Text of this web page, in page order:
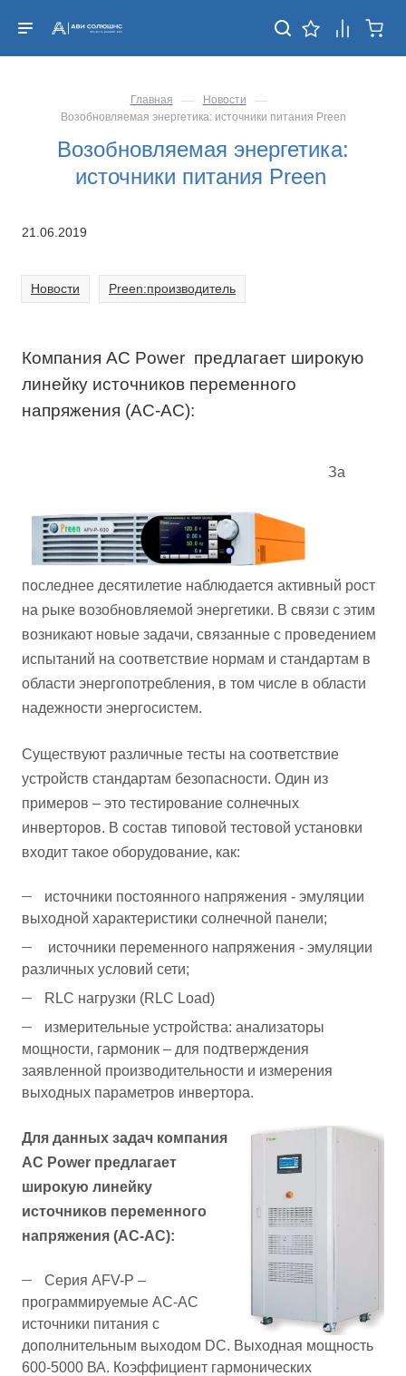
Главная — Новости —
Возобновляемая энергетика: источники питания Preen
Возобновляемая энергетика:
источники питания Preen
21.06.2019
Новости Preen:производитель
Компания AC Power предлагает широкую
линейку источников переменного
напряжения (AC-AC):
За
последнее десятилетие наблюдается активный рост
на рыке возобновляемой энергетики. В связи с этим
возникают новые задачи, связанные с проведением
испытаний на соответствие нормам и стандартам в
области энергопотребления, в том числе в области
надежности энергосистем.
Существуют различные тесты на соответствие
устройств стандартам безопасности. Один из
примеров – это тестирование солнечных
инверторов. В состав типовой тестовой установки
входит такое оборудование, как:
источники постоянного напряжения - эмуляции
выходной характеристики солнечной панели;
источники переменного напряжения - эмуляции
различных условий сети;
RLC нагрузки (RLC Load)
измерительные устройства: анализаторы
мощности, гармоник – для подтверждения
заявленной производительности и измерения
выходных параметров инвертора.
Для данных задач компания
AC Power предлагает
широкую линейку
источников переменного
напряжения (AC-AC):
Серия AFV-P –
программируемые AC-AC
источники питания с
дополнительным выходом DC. Выходная мощность
600-5000 ВА. Коэффициент гармонических